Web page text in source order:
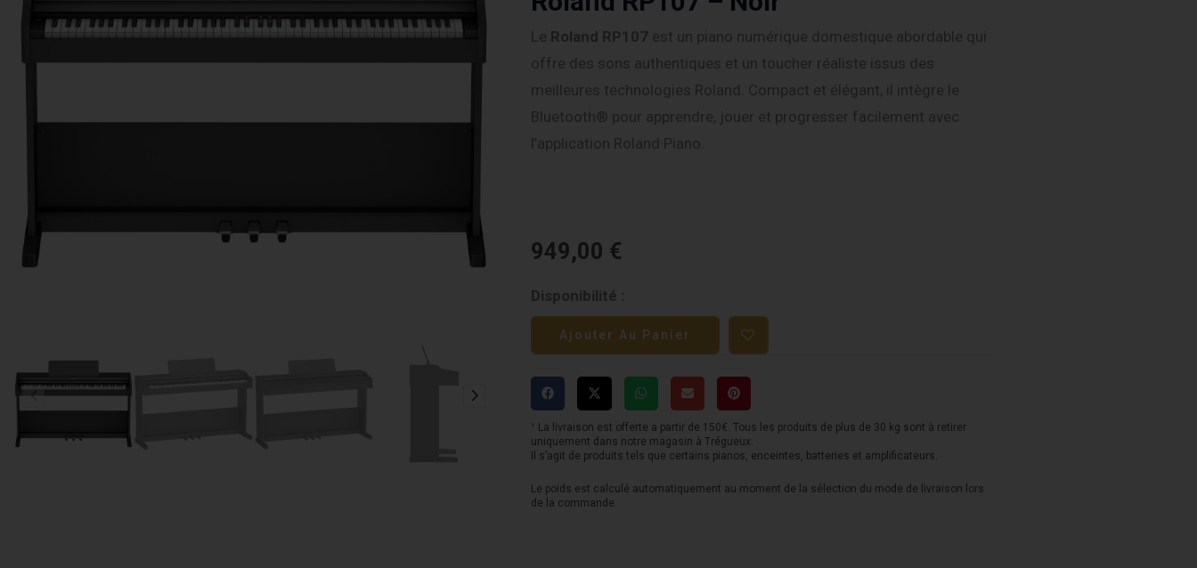
Le Roland RP107 est un piano numérique domestique abordable qui
offre des sons authentiques et un toucher réaliste issus des
meilleures technologies Roland. Compact et élégant, il intègre le
Bluetooth® pour apprendre, jouer et progresser facilement avec
l’application Roland Piano.
949,00 €
Disponibilité :
quantité
de
Roland
RP107
Noir
Ajouter Au Panier
¹ La livraison est offerte a partir de 150€. Tous les produits de plus de 30 kg sont à retirer
uniquement dans notre magasin à Trégueux.
Il s’agit de produits tels que certains pianos, enceintes, batteries et amplificateurs.
Le poids est calculé automatiquement au moment de la sélection du mode de livraison lors
de la commande.